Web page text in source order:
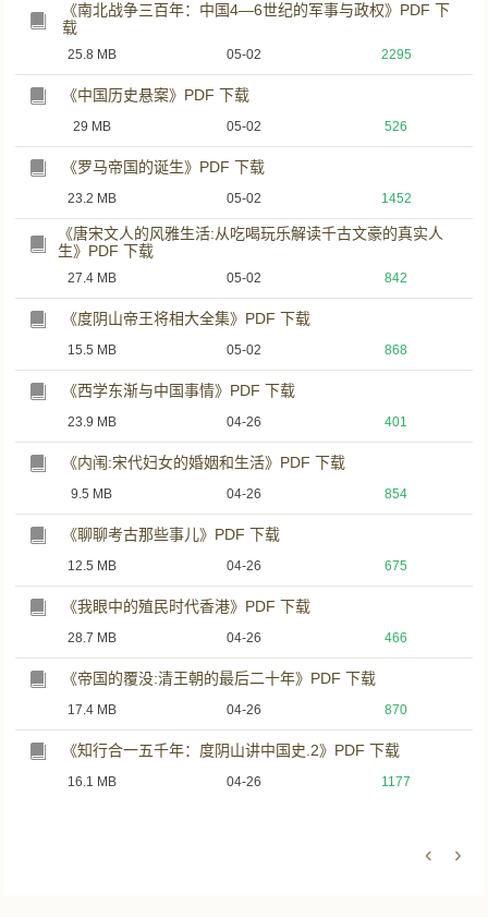
《南北战争三百年：中国4—6世纪的军事与政权》PDF 下
载
25.8 MB 05-02 2295
《中国历史悬案》PDF 下载
29 MB 05-02 526
《罗马帝国的诞生》PDF 下载
23.2 MB 05-02 1452
《唐宋文人的风雅生活:从吃喝玩乐解读千古文豪的真实人
生》PDF 下载
27.4 MB 05-02 842
《度阴山帝王将相大全集》PDF 下载
15.5 MB 05-02 868
《西学东渐与中国事情》PDF 下载
23.9 MB 04-26 401
《内闱:宋代妇女的婚姻和生活》PDF 下载
9.5 MB 04-26 854
《聊聊考古那些事儿》PDF 下载
12.5 MB 04-26 675
《我眼中的殖民时代香港》PDF 下载
28.7 MB 04-26 466
《帝国的覆没:清王朝的最后二十年》PDF 下载
17.4 MB 04-26 870
《知行合一五千年：度阴山讲中国史.2》PDF 下载
16.1 MB 04-26 1177
‹ ›